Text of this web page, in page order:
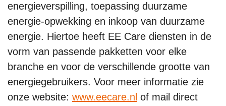
energieverspilling, toepassing duurzame
energie-opwekking en inkoop van duurzame
energie. Hiertoe heeft EE Care diensten in de
vorm van passende pakketten voor elke
branche en voor de verschillende grootte van
energiegebruikers. Voor meer informatie zie
onze website: www.eecare.nl of mail direct